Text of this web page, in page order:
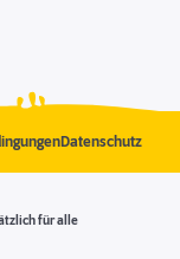
Datenschutz
für alle